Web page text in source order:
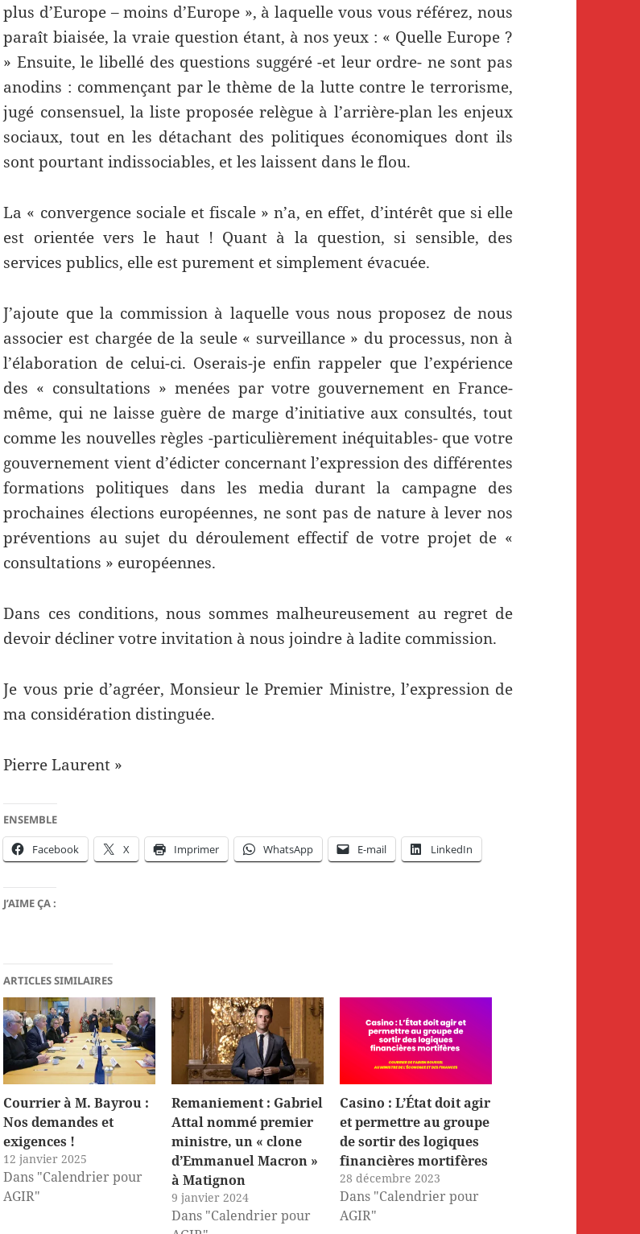
plus d’Europe – moins d’Europe », à laquelle vous vous référez, nous
paraît biaisée, la vraie question étant, à nos yeux : « Quelle Europe ?
» Ensuite, le libellé des questions suggéré -et leur ordre- ne sont pas
anodins : commençant par le thème de la lutte contre le terrorisme,
jugé consensuel, la liste proposée relègue à l’arrière-plan les enjeux
sociaux, tout en les détachant des politiques économiques dont ils
sont pourtant indissociables, et les laissent dans le flou.
La « convergence sociale et fiscale » n’a, en effet, d’intérêt que si elle
est orientée vers le haut ! Quant à la question, si sensible, des
services publics, elle est purement et simplement évacuée.
J’ajoute que la commission à laquelle vous nous proposez de nous
associer est chargée de la seule « surveillance » du processus, non à
l’élaboration de celui-ci. Oserais-je enfin rappeler que l’expérience
des « consultations » menées par votre gouvernement en France-
même, qui ne laisse guère de marge d’initiative aux consultés, tout
comme les nouvelles règles -particulièrement inéquitables- que votre
gouvernement vient d’édicter concernant l’expression des différentes
formations politiques dans les media durant la campagne des
prochaines élections européennes, ne sont pas de nature à lever nos
préventions au sujet du déroulement effectif de votre projet de «
consultations » européennes.
Dans ces conditions, nous sommes malheureusement au regret de
devoir décliner votre invitation à nous joindre à ladite commission.
Je vous prie d’agréer, Monsieur le Premier Ministre, l’expression de
ma considération distinguée.
Pierre Laurent »
ENSEMBLE
Facebook X Imprimer WhatsApp E-mail LinkedIn
J’AIME ÇA :
ARTICLES SIMILAIRES
Courrier à M. Bayrou :
Nos demandes et
exigences !
12 janvier 2025
Dans "Calendrier pour
AGIR"
Remaniement : Gabriel
Attal nommé premier
ministre, un « clone
d’Emmanuel Macron »
à Matignon
9 janvier 2024
Dans "Calendrier pour
Casino : L’État doit agir
et permettre au groupe
de sortir des logiques
financières mortifères
28 décembre 2023
Dans "Calendrier pour
AGIR"